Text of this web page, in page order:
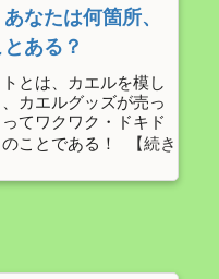
なたは何箇所、
ある？
とは、カエルを模し
カエルグッズが売っ
てワクワク・ドキド
ことである！